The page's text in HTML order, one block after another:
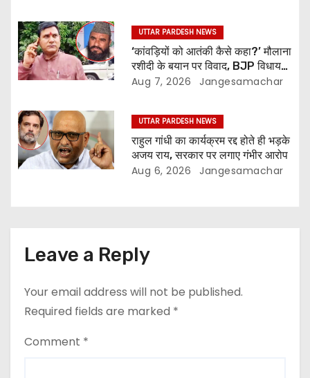
UTTAR PARDESH NEWS
‘कांवड़ियों को आतंकी कैसे कहा?’ मौलाना
रशीदी के बयान पर विवाद, BJP विधायक
ने NSA के तहत कार्रवाई की मांग की
Aug 7, 2026 Jangesamachar
UTTAR PARDESH NEWS
राहुल गांधी का कार्यक्रम रद्द होते ही भड़के
अजय राय, सरकार पर लगाए गंभीर आरोप
Aug 6, 2026 Jangesamachar
Leave a Reply
Your email address will not be published.
Required fields are marked *
Comment *